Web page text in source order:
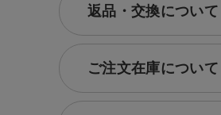
返品・交換について
ご注文在庫について